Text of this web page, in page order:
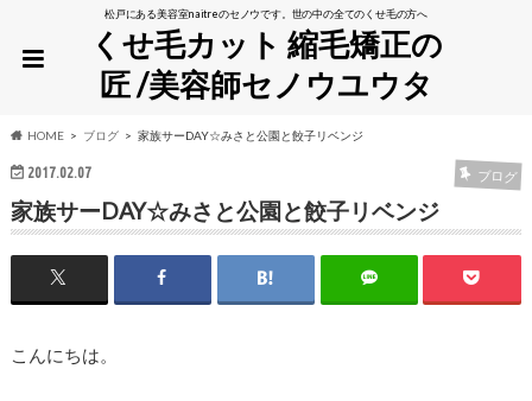
松戸にある美容室naitreのセノウです。世の中の全てのくせ毛の方へ
くせ毛カット 縮毛矯正の
匠 /美容師セノウユウタ
HOME ブログ 家族サーDAY☆みさと公園と餃子リベンジ
2017.02.07 ブログ
家族サーDAY☆みさと公園と餃子リベンジ
こんにちは。